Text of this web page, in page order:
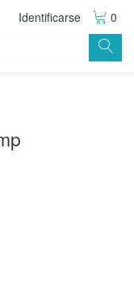
Identificarse 0